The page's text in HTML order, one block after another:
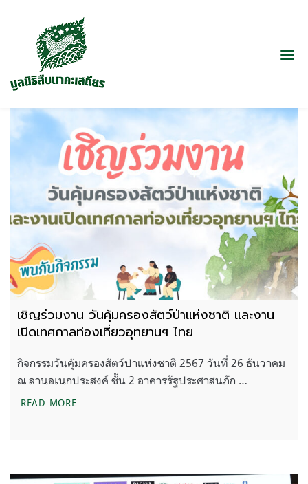
เชิญร่วมงาน วันคุ้มครองสัตว์ป่าแห่งชาติ และงาน
เปิดเทศกาลท่องเที่ยวอุทยานฯ ไทย
กิจกรรมวันคุ้มครองสัตว์ป่าแห่งชาติ 2567 วันที่ 26 ธันวาคม
ณ ลานอเนกประสงค์ ชั้น 2 อาคารรัฐประศาสนภัก …
READ MOREเชิญร่วมงาน วันคุ้มครองสัตว์ป่าแห่งชาติ และงานเปิด